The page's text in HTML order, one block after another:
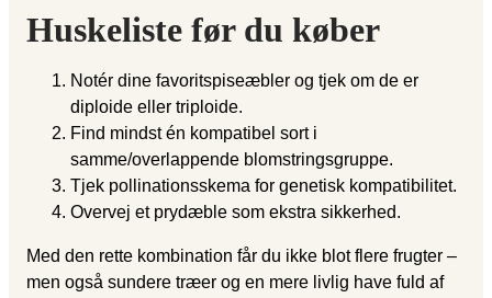
Huskeliste før du køber
Notér dine favoritspiseæbler og tjek om de er
diploide eller triploide.
Find mindst én kompatibel sort i
samme/overlappende blomstringsgruppe.
Tjek pollinationsskema for genetisk kompatibilitet.
Overvej et prydæble som ekstra sikkerhed.
Med den rette kombination får du ikke blot flere frugter –
men også sundere træer og en mere livlig have fuld af